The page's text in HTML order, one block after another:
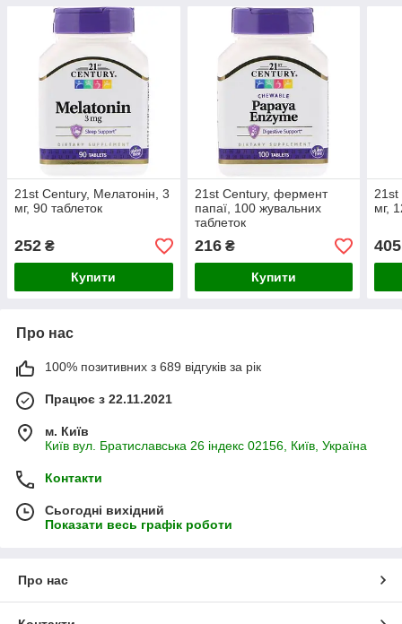
21st Century, Мелатонін, 3
мг, 90 таблеток
252 ₴
Купити
21st Century, фермент
папаї, 100 жувальних
таблеток
216₴
Купити
21st
мг,
405
Про нас
100% позитивних з 689 відгуків за рік
Працює з 22.11.2021
м. Київ
Київ вул. Братиславська 26 індекс 02156, Київ, Україна
Контакти
Сьогодні вихідний
Показати весь графік роботи
Про нас